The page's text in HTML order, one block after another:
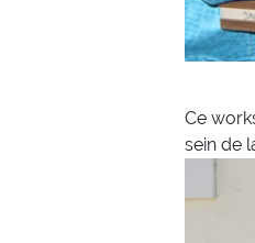
Ce
sein de